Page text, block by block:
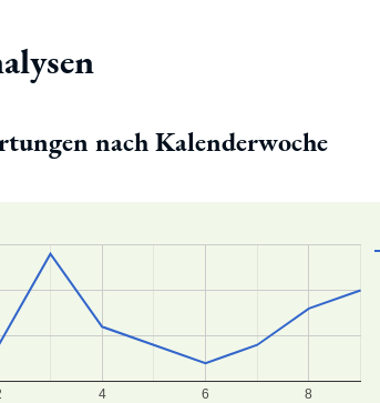
nach Kalenderwoche
4 6 8